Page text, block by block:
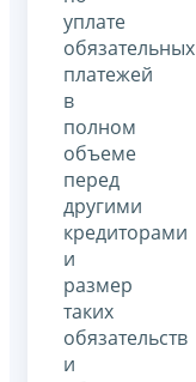
уплате
обязательных
платежей
в
полном
объеме
перед
другими
кредиторами
и
размер
таких
обязательств
и